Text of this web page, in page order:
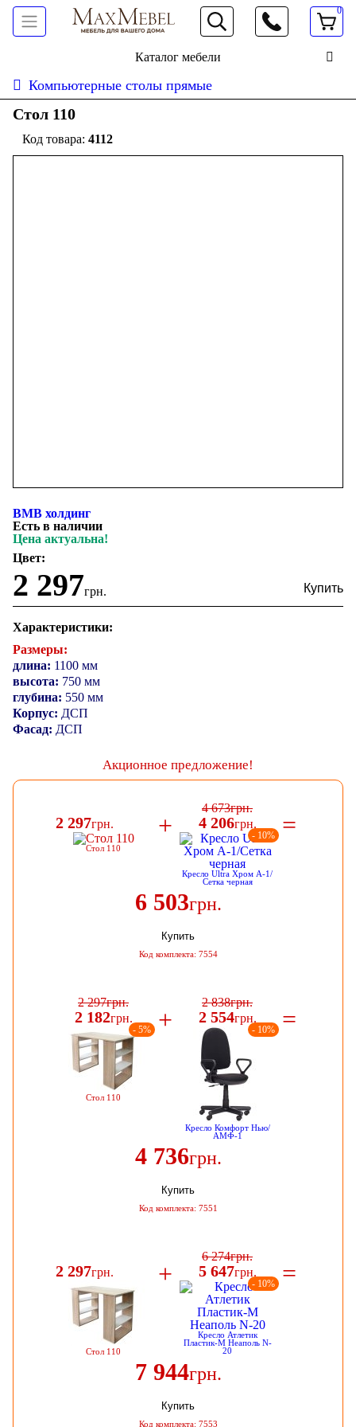
066 472 19 61
0
Каталог мебели
Компьютерные столы прямые
Cтол 110
4112
ВМВ холдинг
Есть в наличии
Цена актуальна!
Цвет:
2 297грн.
Характеристики:
Размеры:
длина: 1100 мм
высота: 750 мм
глубина: 550 мм
Корпус: ДСП
Фасад: ДСП
Акционное предложение!
2 297грн.
Cтол 110
+
4 673грн.
4 206грн.
- 10%
Кресло Ultra Хром А-1/
Сетка черная
=
6 503грн.
Купить
Код комплекта: 7554
2 297грн.
2 182грн.
- 5%
Cтол 110
+
2 838грн.
2 554грн.
- 10%
Кресло Комфорт Нью/
АМФ-1
=
4 736грн.
Купить
Код комплекта: 7551
2 297грн.
Cтол 110
+
6 274грн.
5 647грн.
- 10%
Кресло Атлетик
Пластик-М Неаполь N-
20
=
7 944грн.
Купить
Код комплекта: 7553